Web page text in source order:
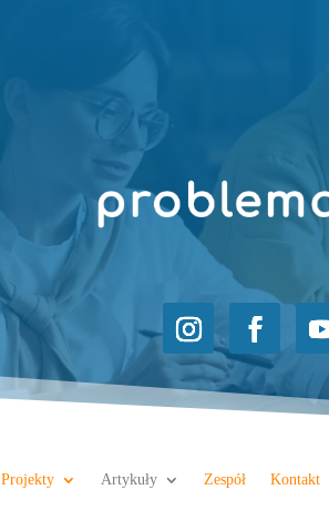
Projekty Artykuły Zespół Kontakt